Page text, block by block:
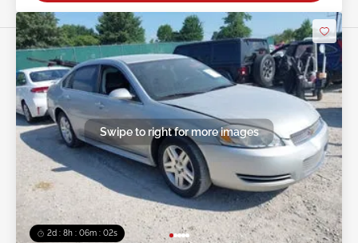
2d : 8h : 05m : 59s
Swipe to right for more images